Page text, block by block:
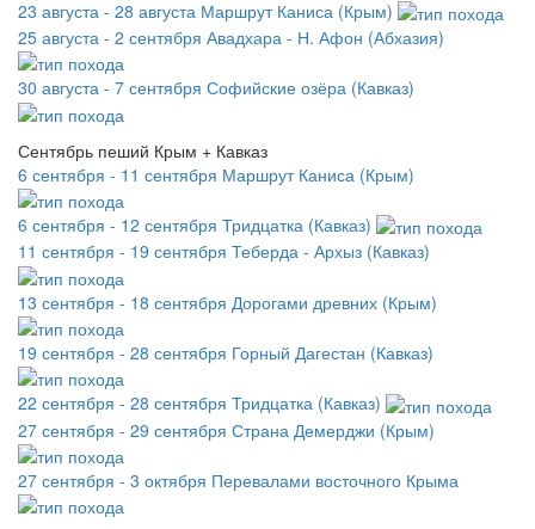
23 августа - 28 августа Маршрут Каниса (Крым)
25 августа - 2 сентября Авадхара - Н. Афон (Абхазия)
30 августа - 7 сентября Софийские озёра (Кавказ)
Сентябрь пеший Крым + Кавказ
6 сентября - 11 сентября Маршрут Каниса (Крым)
6 сентября - 12 сентября Тридцатка (Кавказ)
11 сентября - 19 сентября Теберда - Архыз (Кавказ)
13 сентября - 18 сентября Дорогами древних (Крым)
19 сентября - 28 сентября Горный Дагестан (Кавказ)
22 сентября - 28 сентября Тридцатка (Кавказ)
27 сентября - 29 сентября Страна Демерджи (Крым)
27 сентября - 3 октября Перевалами восточного Крыма